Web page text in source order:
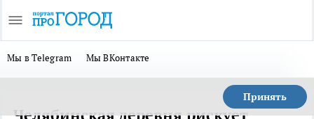
Мы в Telegram Мы ВКонтакте
Принять
Челябинская деревня рискует